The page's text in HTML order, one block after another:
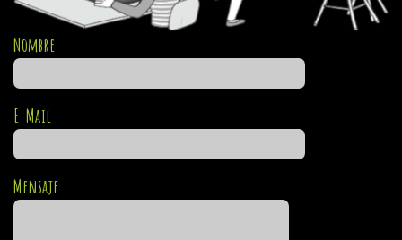
Nombre
E-Mail
Mensaje